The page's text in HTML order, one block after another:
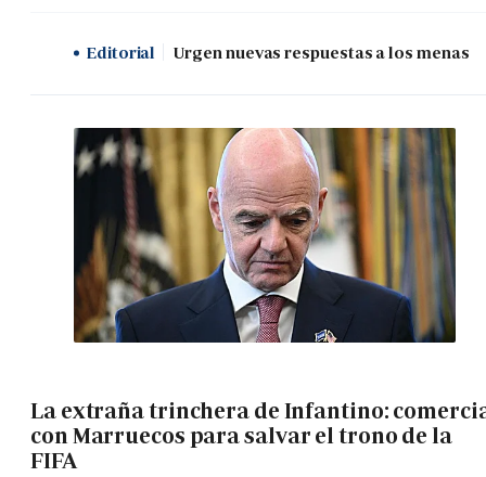
Editorial Urgen nuevas respuestas a los menas
La extraña trinchera de Infantino:
con Marruecos para salvar el trono de la
FIFA